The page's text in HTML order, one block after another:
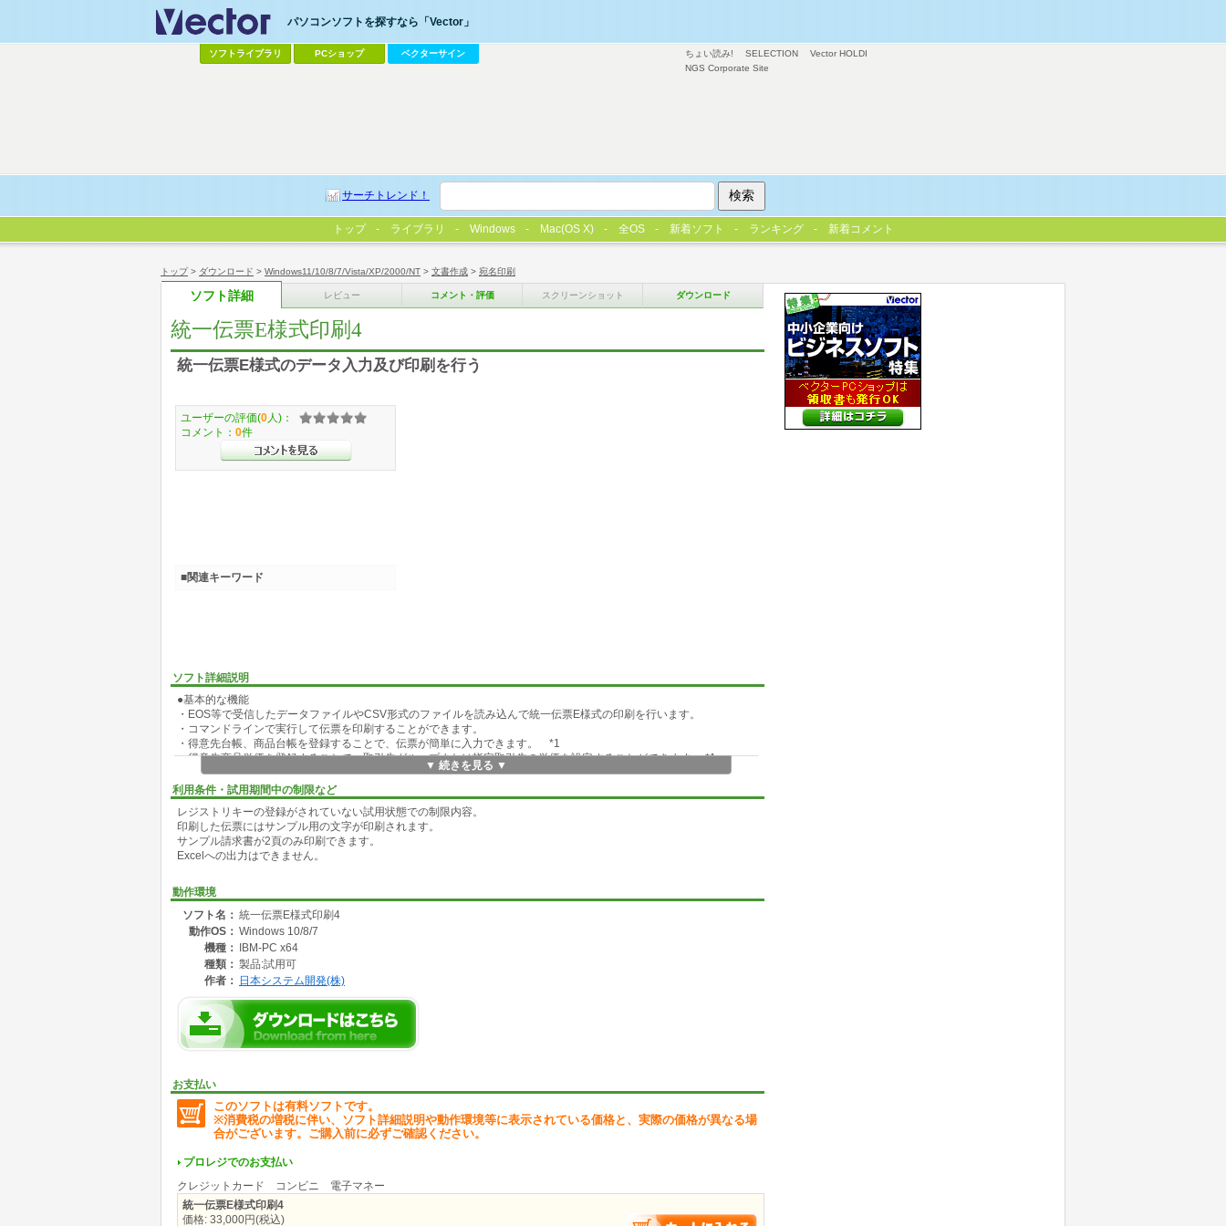
トップ> ダウンロード > Windows11/10/8/7/Vista/XP/2000/NT > 文書作成 > 宛名印刷
ソフト詳細 レビュー コメント・評価 スクリーンショット ダウンロード
統一伝票E様式印刷4
統一伝票E様式のデータ入力及び印刷を行う
ソフト詳細説明
●基本的な機能
・EOS等で受信したデータファイルやCSV形式のファイルを読み込んで統一伝票E様式の印刷を行います。
・コマンドラインで実行して伝票を印刷することができます。
・得意先台帳、商品台帳を登録することで、伝票が簡単に入力できます。 *1
・得意先商品単価を登録することで、取引先グループまたは指定取引先の単価を設定することができます。 *1
・管理台帳登録で伝票入力の入力項目移動順や入力有無をカスタマイズすることで、必要項目だけに簡単に入力にする
ことができます。 *1
・複数の伝票を入力した後、伝票印刷プログラムでまとめて印刷することができます。 *1
・請求日を伝票の端に印刷することによって、戻ってきた伝票の仕訳が簡単にできます。 *1
・得意先毎の請求日単位の売上表をEXCELで確認できます。 *1
・ピッキング表をEXCELで確認できます。 *1
・Microsoft Windows 10(32ビット版,64ビット版)に対応しました。
・印刷イメージの表示により、用紙設定やプリンターの設定確認を以前のバージョンよりわかりやすくしました。
・印刷レイアウト、印刷設定などの設定内容をファイルに読み書きする機能を追加しました。
・伝票印刷で項目毎にフォントの設定、詳細な設定ができる機能を追加しました。
・外部データの印刷＆取込機能を追加しました。
・ピッキング表の出力機能を追加しました。 *1
・入金伝票入力を追加しました。 *1
・伝票入力画面から取引先、商品、取引先商品単価登録を呼び出す機能を追加しました。 *1
・債権管理機能を追加しました。 *1
・各検索機能を強化しました。 *1
・各台帳の出力内容を細かに指定でき機能を追加しました。 *1
・各台帳の出力は、画面出力ができる機能を追加しました。 *1
・郵便番号検索をIMEの検索から自社データベース検索に変更しました。 *1
・消費税設定を年月日と税種類1～3で指定できるようにしました。 *1
*1 通常版のみで使用できる機能です。
行う機能限定版です。
▼ 続きを見る ▼
利用条件・試用期間中の制限など
レジストリキーの登録がされていない試用状態での制限内容。
印刷した伝票にはサンプル用の文字が印刷されます。
サンプル請求書が2頁のみ印刷できます。
Excelへの出力はできません。
動作環境
ソフト名： 統一伝票E様式印刷4
動作OS： Windows 10/8/7
機種：
IBM-PC x64
種類： 製品:試用可
作者：
日本システム開発(株)
お支払い
このソフトは有料ソフトです。
※消費税の増税に伴い、ソフト詳細説明や動作環境等に表示されている価格と、実際の価格が異なる場
合がございます。ご購入前に必ずご確認ください。
プロレジでのお支払い
クレジットカード コンビニ 電子マネー
統一伝票E様式印刷4
価格: 33,000円(税込)
ユーザーの評価(0 人)：
コメント： 0件
■関連キーワード
ちょい読み! SELECTION
Vector HOLDI
NGS Corporate Site
パソコンソフトを探すなら「Vector」
ソフトライブラリ PCショップ ベクターサイン
サーチトレンド！
トップ ライブラリ Windows Mac(OS X) 全OS 新着ソフト ランキング 新着コメント